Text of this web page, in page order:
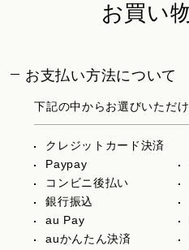
お買い
お支払い方法について
下記の中からお選びいただけ
クレジットカード決済
Paypay
コンビニ後払い
銀行振込
au Pay
auかんたん決済